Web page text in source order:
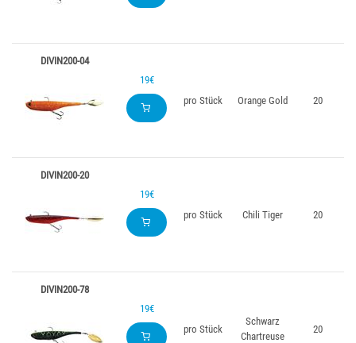
DIVIN200-04
19€
pro Stück
Orange Gold 20
DIVIN200-20
19€
pro Stück
Chili Tiger 20
DIVIN200-78
19€
pro Stück
Schwarz
Chartreuse
20